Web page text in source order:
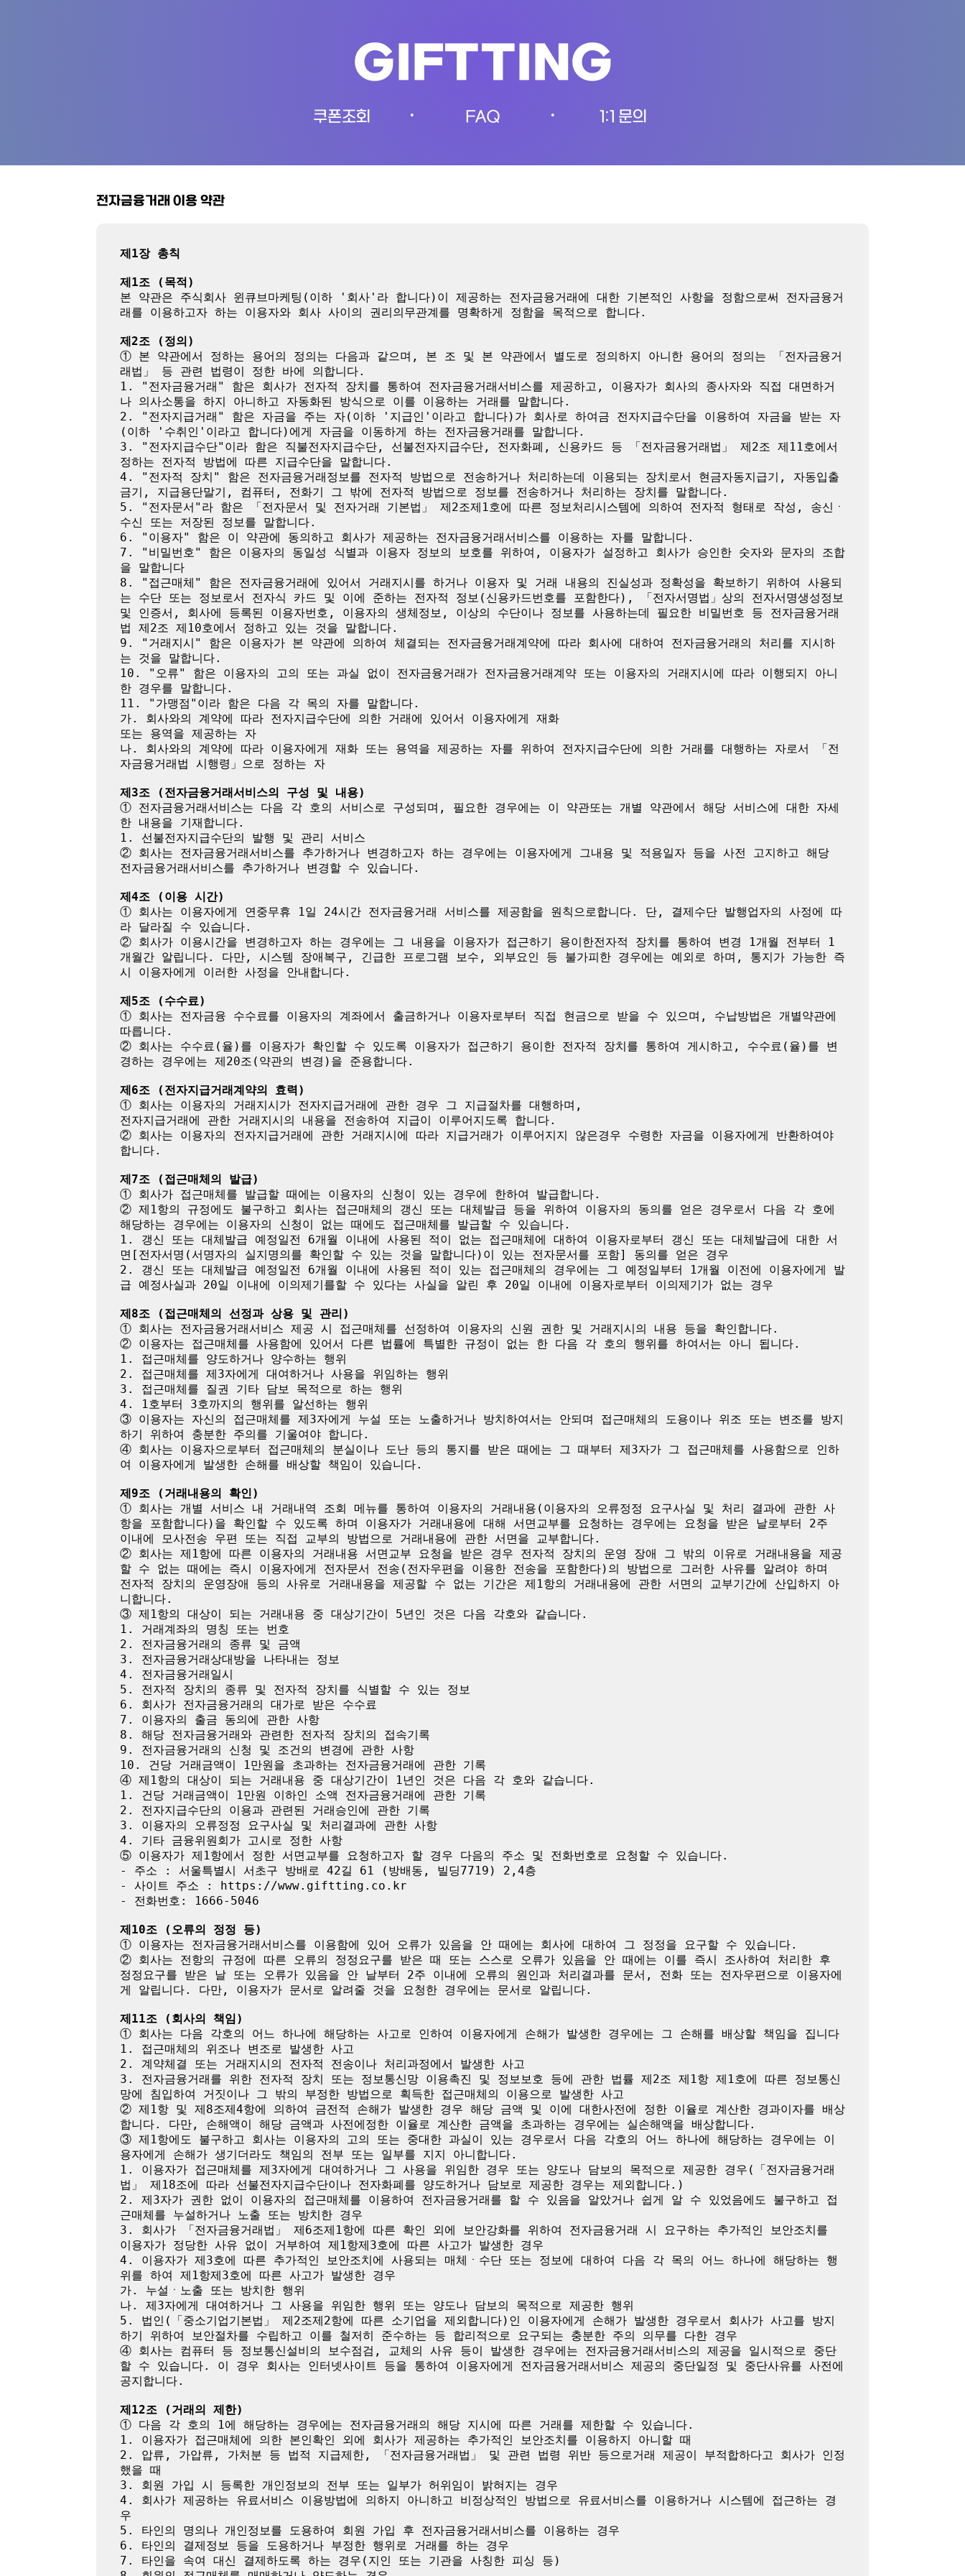
GIFTTING
쿠폰조회 • FAQ • 1:1 문의
전자금융거래 이용 약관
제1장 총칙
제1조 (목적)
본 약관은 주식회사 윈큐브마케팅(이하 '회사'라 합니다)이 제공하는 전자금융거래에 대한 기본적인 사항을 정함으로써 전자금융거
래를 이용하고자 하는 이용자와 회사 사이의 권리의무관계를 명확하게 정함을 목적으로 합니다.
제2조 (정의)
① 본 약관에서 정하는 용어의 정의는 다음과 같으며, 본 조 및 본 약관에서 별도로 정의하지 아니한 용어의 정의는 「전자금융거
래법」 등 관련 법령이 정한 바에 의합니다.
1. "전자금융거래" 함은 회사가 전자적 장치를 통하여 전자금융거래서비스를 제공하고, 이용자가 회사의 종사자와 직접 대면하거
나 의사소통을 하지 아니하고 자동화된 방식으로 이를 이용하는 거래를 말합니다.
2. "전자지급거래" 함은 자금을 주는 자(이하 '지급인'이라고 합니다)가 회사로 하여금 전자지급수단을 이용하여 자금을 받는 자
(이하 '수취인'이라고 합니다)에게 자금을 이동하게 하는 전자금융거래를 말합니다.
3. "전자지급수단"이라 함은 직불전자지급수단, 선불전자지급수단, 전자화폐, 신용카드 등 「전자금융거래법」 제2조 제11호에서
정하는 전자적 방법에 따른 지급수단을 말합니다.
4. "전자적 장치" 함은 전자금융거래정보를 전자적 방법으로 전송하거나 처리하는데 이용되는 장치로서 현금자동지급기, 자동입출
금기, 지급용단말기, 컴퓨터, 전화기 그 밖에 전자적 방법으로 정보를 전송하거나 처리하는 장치를 말합니다.
5. "전자문서"라 함은 「전자문서 및 전자거래 기본법」 제2조제1호에 따른 정보처리시스템에 의하여 전자적 형태로 작성, 송신ㆍ
수신 또는 저장된 정보를 말합니다.
6. "이용자" 함은 이 약관에 동의하고 회사가 제공하는 전자금융거래서비스를 이용하는 자를 말합니다.
7. "비밀번호" 함은 이용자의 동일성 식별과 이용자 정보의 보호를 위하여, 이용자가 설정하고 회사가 승인한 숫자와 문자의 조합
을 말합니다
8. "접근매체" 함은 전자금융거래에 있어서 거래지시를 하거나 이용자 및 거래 내용의 진실성과 정확성을 확보하기 위하여 사용되
는 수단 또는 정보로서 전자식 카드 및 이에 준하는 전자적 정보(신용카드번호를 포함한다), 「전자서명법」상의 전자서명생성정보
및 인증서, 회사에 등록된 이용자번호, 이용자의 생체정보, 이상의 수단이나 정보를 사용하는데 필요한 비밀번호 등 전자금융거래
법 제2조 제10호에서 정하고 있는 것을 말합니다.
9. "거래지시" 함은 이용자가 본 약관에 의하여 체결되는 전자금융거래계약에 따라 회사에 대하여 전자금융거래의 처리를 지시하
는 것을 말합니다.
10. "오류" 함은 이용자의 고의 또는 과실 없이 전자금융거래가 전자금융거래계약 또는 이용자의 거래지시에 따라 이행되지 아니
한 경우를 말합니다.
11. "가맹점"이라 함은 다음 각 목의 자를 말합니다.
가. 회사와의 계약에 따라 전자지급수단에 의한 거래에 있어서 이용자에게 재화
또는 용역을 제공하는 자
나. 회사와의 계약에 따라 이용자에게 재화 또는 용역을 제공하는 자를 위하여 전자지급수단에 의한 거래를 대행하는 자로서 「전
자금융거래법 시행령」으로 정하는 자
제3조 (전자금융거래서비스의 구성 및 내용)
① 전자금융거래서비스는 다음 각 호의 서비스로 구성되며, 필요한 경우에는 이 약관또는 개별 약관에서 해당 서비스에 대한 자세
한 내용을 기재합니다.
1. 선불전자지급수단의 발행 및 관리 서비스
② 회사는 전자금융거래서비스를 추가하거나 변경하고자 하는 경우에는 이용자에게 그내용 및 적용일자 등을 사전 고지하고 해당
전자금융거래서비스를 추가하거나 변경할 수 있습니다.
제4조 (이용 시간)
① 회사는 이용자에게 연중무휴 1일 24시간 전자금융거래 서비스를 제공함을 원칙으로합니다. 단, 결제수단 발행업자의 사정에 따
라 달라질 수 있습니다.
② 회사가 이용시간을 변경하고자 하는 경우에는 그 내용을 이용자가 접근하기 용이한전자적 장치를 통하여 변경 1개월 전부터 1
개월간 알립니다. 다만, 시스템 장애복구, 긴급한 프로그램 보수, 외부요인 등 불가피한 경우에는 예외로 하며, 통지가 가능한 즉
시 이용자에게 이러한 사정을 안내합니다.
제5조 (수수료)
① 회사는 전자금융 수수료를 이용자의 계좌에서 출금하거나 이용자로부터 직접 현금으로 받을 수 있으며, 수납방법은 개별약관에
따릅니다.
② 회사는 수수료(율)를 이용자가 확인할 수 있도록 이용자가 접근하기 용이한 전자적 장치를 통하여 게시하고, 수수료(율)를 변
경하는 경우에는 제20조(약관의 변경)을 준용합니다.
제6조 (전자지급거래계약의 효력)
① 회사는 이용자의 거래지시가 전자지급거래에 관한 경우 그 지급절차를 대행하며,
전자지급거래에 관한 거래지시의 내용을 전송하여 지급이 이루어지도록 합니다.
② 회사는 이용자의 전자지급거래에 관한 거래지시에 따라 지급거래가 이루어지지 않은경우 수령한 자금을 이용자에게 반환하여야
합니다.
제7조 (접근매체의 발급)
① 회사가 접근매체를 발급할 때에는 이용자의 신청이 있는 경우에 한하여 발급합니다.
② 제1항의 규정에도 불구하고 회사는 접근매체의 갱신 또는 대체발급 등을 위하여 이용자의 동의를 얻은 경우로서 다음 각 호에
해당하는 경우에는 이용자의 신청이 없는 때에도 접근매체를 발급할 수 있습니다.
1. 갱신 또는 대체발급 예정일전 6개월 이내에 사용된 적이 없는 접근매체에 대하여 이용자로부터 갱신 또는 대체발급에 대한 서
면[전자서명(서명자의 실지명의를 확인할 수 있는 것을 말합니다)이 있는 전자문서를 포함] 동의를 얻은 경우
2. 갱신 또는 대체발급 예정일전 6개월 이내에 사용된 적이 있는 접근매체의 경우에는 그 예정일부터 1개월 이전에 이용자에게 발
급 예정사실과 20일 이내에 이의제기를할 수 있다는 사실을 알린 후 20일 이내에 이용자로부터 이의제기가 없는 경우
제8조 (접근매체의 선정과 상용 및 관리)
① 회사는 전자금융거래서비스 제공 시 접근매체를 선정하여 이용자의 신원 권한 및 거래지시의 내용 등을 확인합니다.
② 이용자는 접근매체를 사용함에 있어서 다른 법률에 특별한 규정이 없는 한 다음 각 호의 행위를 하여서는 아니 됩니다.
1. 접근매체를 양도하거나 양수하는 행위
2. 접근매체를 제3자에게 대여하거나 사용을 위임하는 행위
3. 접근매체를 질권 기타 담보 목적으로 하는 행위
4. 1호부터 3호까지의 행위를 알선하는 행위
③ 이용자는 자신의 접근매체를 제3자에게 누설 또는 노출하거나 방치하여서는 안되며 접근매체의 도용이나 위조 또는 변조를 방지
하기 위하여 충분한 주의를 기울여야 합니다.
④ 회사는 이용자으로부터 접근매체의 분실이나 도난 등의 통지를 받은 때에는 그 때부터 제3자가 그 접근매체를 사용함으로 인하
여 이용자에게 발생한 손해를 배상할 책임이 있습니다.
제9조 (거래내용의 확인)
① 회사는 개별 서비스 내 거래내역 조회 메뉴를 통하여 이용자의 거래내용(이용자의 오류정정 요구사실 및 처리 결과에 관한 사
항을 포함합니다)을 확인할 수 있도록 하며 이용자가 거래내용에 대해 서면교부를 요청하는 경우에는 요청을 받은 날로부터 2주
이내에 모사전송 우편 또는 직접 교부의 방법으로 거래내용에 관한 서면을 교부합니다.
② 회사는 제1항에 따른 이용자의 거래내용 서면교부 요청을 받은 경우 전자적 장치의 운영 장애 그 밖의 이유로 거래내용을 제공
할 수 없는 때에는 즉시 이용자에게 전자문서 전송(전자우편을 이용한 전송을 포함한다)의 방법으로 그러한 사유를 알려야 하며
전자적 장치의 운영장애 등의 사유로 거래내용을 제공할 수 없는 기간은 제1항의 거래내용에 관한 서면의 교부기간에 산입하지 아
니합니다.
③ 제1항의 대상이 되는 거래내용 중 대상기간이 5년인 것은 다음 각호와 같습니다.
1. 거래계좌의 명칭 또는 번호
2. 전자금융거래의 종류 및 금액
3. 전자금융거래상대방을 나타내는 정보
4. 전자금융거래일시
5. 전자적 장치의 종류 및 전자적 장치를 식별할 수 있는 정보
6. 회사가 전자금융거래의 대가로 받은 수수료
7. 이용자의 출금 동의에 관한 사항
8. 해당 전자금융거래와 관련한 전자적 장치의 접속기록
9. 전자금융거래의 신청 및 조건의 변경에 관한 사항
10. 건당 거래금액이 1만원을 초과하는 전자금융거래에 관한 기록
④ 제1항의 대상이 되는 거래내용 중 대상기간이 1년인 것은 다음 각 호와 같습니다.
1. 건당 거래금액이 1만원 이하인 소액 전자금융거래에 관한 기록
2. 전자지급수단의 이용과 관련된 거래승인에 관한 기록
3. 이용자의 오류정정 요구사실 및 처리결과에 관한 사항
4. 기타 금융위원회가 고시로 정한 사항
⑤ 이용자가 제1항에서 정한 서면교부를 요청하고자 할 경우 다음의 주소 및 전화번호로 요청할 수 있습니다.
- 주소 : 서울특별시 서초구 방배로 42길 61 (방배동, 빌딩7719) 2,4층
- 사이트 주소 : https://www.giftting.co.kr
- 전화번호: 1666-5046
제10조 (오류의 정정 등)
① 이용자는 전자금융거래서비스를 이용함에 있어 오류가 있음을 안 때에는 회사에 대하여 그 정정을 요구할 수 있습니다.
② 회사는 전항의 규정에 따른 오류의 정정요구를 받은 때 또는 스스로 오류가 있음을 안 때에는 이를 즉시 조사하여 처리한 후
정정요구를 받은 날 또는 오류가 있음을 안 날부터 2주 이내에 오류의 원인과 처리결과를 문서, 전화 또는 전자우편으로 이용자에
게 알립니다. 다만, 이용자가 문서로 알려줄 것을 요청한 경우에는 문서로 알립니다.
제11조 (회사의 책임)
① 회사는 다음 각호의 어느 하나에 해당하는 사고로 인하여 이용자에게 손해가 발생한 경우에는 그 손해를 배상할 책임을 집니다
1. 접근매체의 위조나 변조로 발생한 사고
2. 계약체결 또는 거래지시의 전자적 전송이나 처리과정에서 발생한 사고
3. 전자금융거래를 위한 전자적 장치 또는 정보통신망 이용촉진 및 정보보호 등에 관한 법률 제2조 제1항 제1호에 따른 정보통신
망에 침입하여 거짓이나 그 밖의 부정한 방법으로 획득한 접근매체의 이용으로 발생한 사고
② 제1항 및 제8조제4항에 의하여 금전적 손해가 발생한 경우 해당 금액 및 이에 대한사전에 정한 이율로 계산한 경과이자를 배상
합니다. 다만, 손해액이 해당 금액과 사전에정한 이율로 계산한 금액을 초과하는 경우에는 실손해액을 배상합니다.
③ 제1항에도 불구하고 회사는 이용자의 고의 또는 중대한 과실이 있는 경우로서 다음 각호의 어느 하나에 해당하는 경우에는 이
용자에게 손해가 생기더라도 책임의 전부 또는 일부를 지지 아니합니다.
1. 이용자가 접근매체를 제3자에게 대여하거나 그 사용을 위임한 경우 또는 양도나 담보의 목적으로 제공한 경우(「전자금융거래
법」 제18조에 따라 선불전자지급수단이나 전자화폐를 양도하거나 담보로 제공한 경우는 제외합니다.)
2. 제3자가 권한 없이 이용자의 접근매체를 이용하여 전자금융거래를 할 수 있음을 알았거나 쉽게 알 수 있었음에도 불구하고 접
근매체를 누설하거나 노출 또는 방치한 경우
3. 회사가 「전자금융거래법」 제6조제1항에 따른 확인 외에 보안강화를 위하여 전자금융거래 시 요구하는 추가적인 보안조치를
이용자가 정당한 사유 없이 거부하여 제1항제3호에 따른 사고가 발생한 경우
4. 이용자가 제3호에 따른 추가적인 보안조치에 사용되는 매체ㆍ수단 또는 정보에 대하여 다음 각 목의 어느 하나에 해당하는 행
위를 하여 제1항제3호에 따른 사고가 발생한 경우
가. 누설ㆍ노출 또는 방치한 행위
나. 제3자에게 대여하거나 그 사용을 위임한 행위 또는 양도나 담보의 목적으로 제공한 행위
5. 법인(「중소기업기본법」 제2조제2항에 따른 소기업을 제외합니다)인 이용자에게 손해가 발생한 경우로서 회사가 사고를 방지
하기 위하여 보안절차를 수립하고 이를 철저히 준수하는 등 합리적으로 요구되는 충분한 주의 의무를 다한 경우
④ 회사는 컴퓨터 등 정보통신설비의 보수점검, 교체의 사유 등이 발생한 경우에는 전자금융거래서비스의 제공을 일시적으로 중단
할 수 있습니다. 이 경우 회사는 인터넷사이트 등을 통하여 이용자에게 전자금융거래서비스 제공의 중단일정 및 중단사유를 사전에
공지합니다.
제12조 (거래의 제한)
① 다음 각 호의 1에 해당하는 경우에는 전자금융거래의 해당 지시에 따른 거래를 제한할 수 있습니다.
1. 이용자가 접근매체에 의한 본인확인 외에 회사가 제공하는 추가적인 보안조치를 이용하지 아니할 때
2. 압류, 가압류, 가처분 등 법적 지급제한, 「전자금융거래법」 및 관련 법령 위반 등으로거래 제공이 부적합하다고 회사가 인정
했을 때
3. 회원 가입 시 등록한 개인정보의 전부 또는 일부가 허위임이 밝혀지는 경우
4. 회사가 제공하는 유료서비스 이용방법에 의하지 아니하고 비정상적인 방법으로 유료서비스를 이용하거나 시스템에 접근하는 경
우
5. 타인의 명의나 개인정보를 도용하여 회원 가입 후 전자금융거래서비스를 이용하는 경우
6. 타인의 결제정보 등을 도용하거나 부정한 행위로 거래를 하는 경우
7. 타인을 속여 대신 결제하도록 하는 경우(지인 또는 기관을 사칭한 피싱 등)